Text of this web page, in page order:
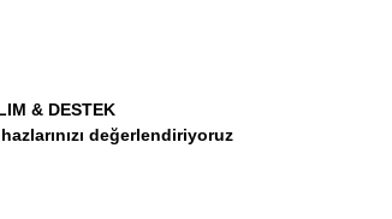
& DESTEK
değerlendiriyoruz